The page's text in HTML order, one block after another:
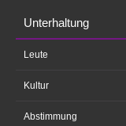
Unterhaltung
Leute
Kultur
Abstimmung